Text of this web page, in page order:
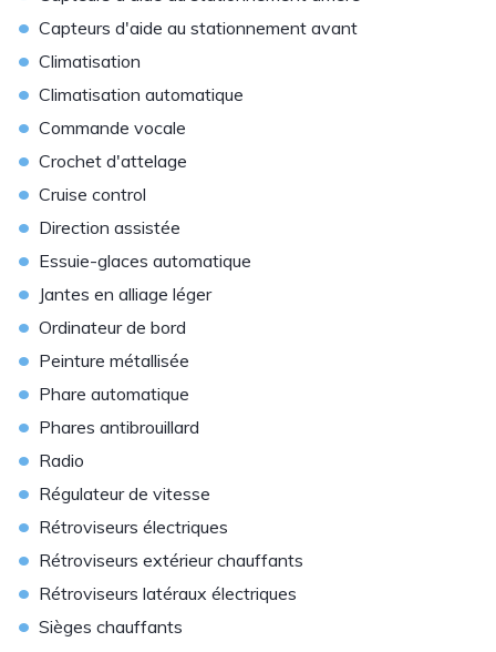
• Capteurs d'aide au stationnement avant
• Climatisation
• Climatisation automatique
• Commande vocale
• Crochet d'attelage
• Cruise control
• Direction assistée
• Essuie-glaces automatique
• Jantes en alliage léger
• Ordinateur de bord
• Peinture métallisée
• Phare automatique
• Phares antibrouillard
• Radio
• Régulateur de vitesse
• Rétroviseurs électriques
• Rétroviseurs extérieur chauffants
• Rétroviseurs latéraux électriques
• Sièges chauffants